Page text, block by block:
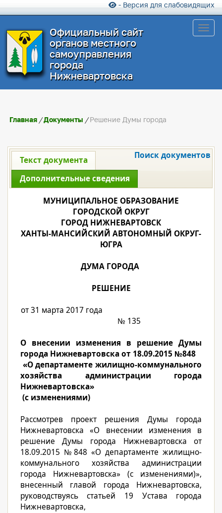
- Версия для слабовидящих
Официальный сайт
органов местного
самоуправления
города
Нижневартовска
Главная /Документы /Решение Думы города
Текст документа
Дополнительные сведения
Поиск документов
МУНИЦИПАЛЬНОЕ ОБРАЗОВАНИЕ
ГОРОДСКОЙ ОКРУГ
ГОРОД НИЖНЕВАРТОВСК
ХАНТЫ-МАНСИЙСКИЙ АВТОНОМНЫЙ ОКРУГ-
ЮГРА
ДУМА ГОРОДА
РЕШЕНИЕ
от 31 марта 2017 года
№ 135
О внесении изменения в решение Думы
города Нижневартовска от 18.09.2015 №848
«О департаменте жилищно-коммунального
хозяйства администрации города
Нижневартовска»
(с изменениями)
Рассмотрев проект решения Думы города
Нижневартовска «О внесении изменения в
решение Думы города Нижневартовска от
18.09.2015 №848 «О департаменте жилищно-
коммунального хозяйства администрации
города Нижневартовска» (с изменениями)»,
внесенный главой города Нижневартовска,
руководствуясь статьей 19 Устава города
Нижневартовска,